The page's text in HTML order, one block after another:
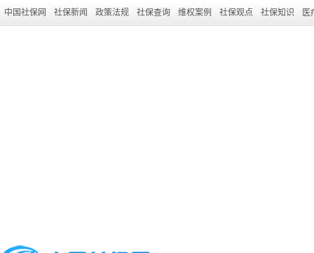
中国社保网 社保新闻 政策法规 社保查询 维权案例 社保观点 社保知识 医